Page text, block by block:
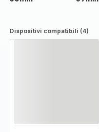
Dispositivi compatibili (4)